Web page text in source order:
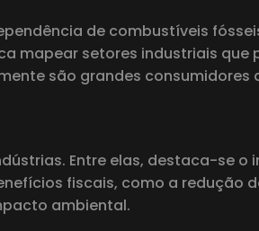
de combustíveis
mapear setores industriais que
são grandes consumidores
Entre elas, destaca-se o
fiscais, como a redução
ambiental.